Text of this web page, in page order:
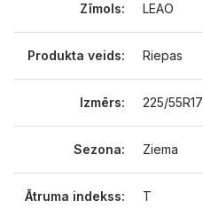
Zīmols: LEAO
Produkta veids: Riepas
Izmērs: 225/55R17
Sezona: Ziema
Ātruma indekss: T